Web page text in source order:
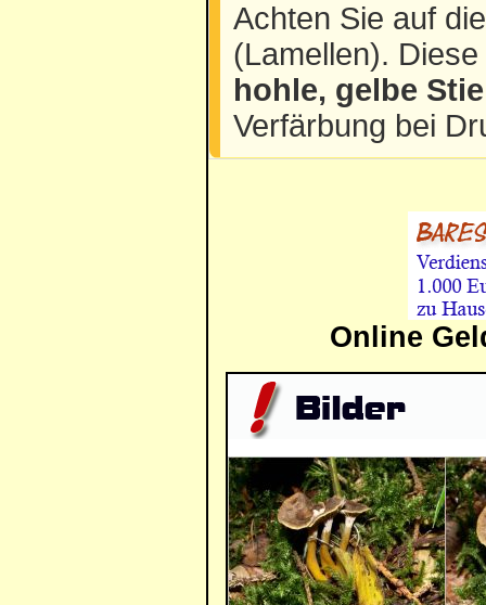
Achten Sie auf
(Lamellen).
hohle, gelbe
Verfärbung bei
Online